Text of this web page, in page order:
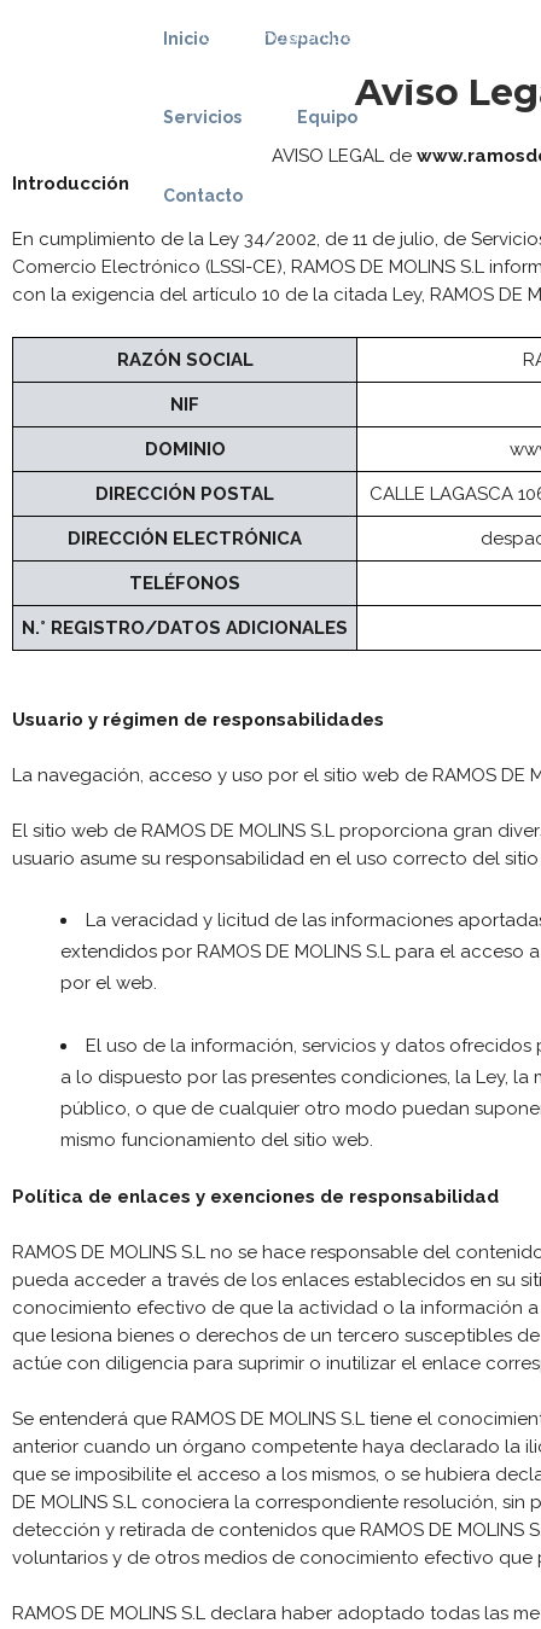
despacho@ramosdemolins.com
Inicio Despacho
Servicios Equipo
Contacto
Aviso
AVISO LEGAL de
Introducción
En cumplimiento de la Ley 34/2002, de 11 de julio, de
Comercio Electrónico (LSSI-CE), RAMOS DE MOLINS S.L
con la exigencia del artículo 10 de la citada Ley, RAMOS DE
RAZÓN SOCIAL
NIF
DOMINIO
DIRECCIÓN POSTAL CALLE LAGASCA
DIRECCIÓN ELECTRÓNICA
TELÉFONOS
N.° REGISTRO/DATOS ADICIONALES
Usuario y régimen de responsabilidades
La navegación, acceso y uso por el sitio web de RAMOS DE
El sitio web de RAMOS DE MOLINS S.L proporciona gran
usuario asume su responsabilidad en el uso correcto del
La veracidad y licitud de las informaciones
extendidos por RAMOS DE MOLINS S.L para el
por el web.
El uso de la información, servicios y datos ofrecidos
a lo dispuesto por las presentes condiciones, la Ley,
público, o que de cualquier otro modo puedan
mismo funcionamiento del sitio web.
Política de enlaces y exenciones de responsabilidad
RAMOS DE MOLINS S.L no se hace responsable del
pueda acceder a través de los enlaces establecidos en su
conocimiento efectivo de que la actividad o la información
que lesiona bienes o derechos de un tercero susceptibles
actúe con diligencia para suprimir o inutilizar el enlace
Se entenderá que RAMOS DE MOLINS S.L tiene el
anterior cuando un órgano competente haya declarado la
que se imposibilite el acceso a los mismos, o se hubiera
DE MOLINS S.L conociera la correspondiente resolución,
detección y retirada de contenidos que RAMOS DE MOLINS
voluntarios y de otros medios de conocimiento efectivo que
RAMOS DE MOLINS S.L declara haber adoptado todas las